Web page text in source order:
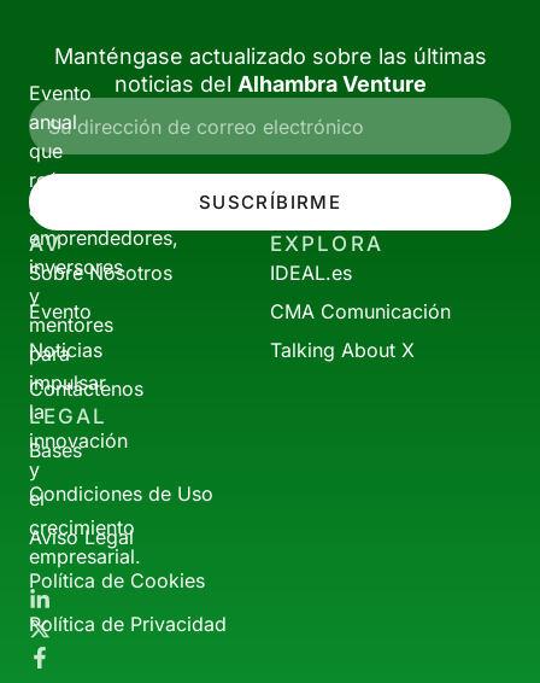
Evento
anual
que
reúne
a
emprendedores,
inversores
y
mentores
para
impulsar
la
innovación
y
el
crecimiento
empresarial.
Manténgase actualizado sobre las últimas
noticias del Alhambra Venture
SUSCRÍBIRME
AV
Sobre Nosotros
Evento
Noticias
Contáctenos
EXPLORA
IDEAL.es
CMA Comunicación
Talking About X
LEGAL
Bases
Condiciones de Uso
Aviso Legal
Política de Cookies
Política de Privacidad